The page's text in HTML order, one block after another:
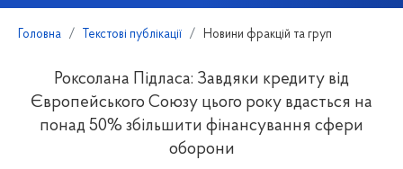
Головна Текстові публікації Новини фракцій та груп
Роксолана Підласа: Завдяки кредиту від
Європейського Союзу цього року вдасться на
понад 50% збільшити фінансування сфери
оборони